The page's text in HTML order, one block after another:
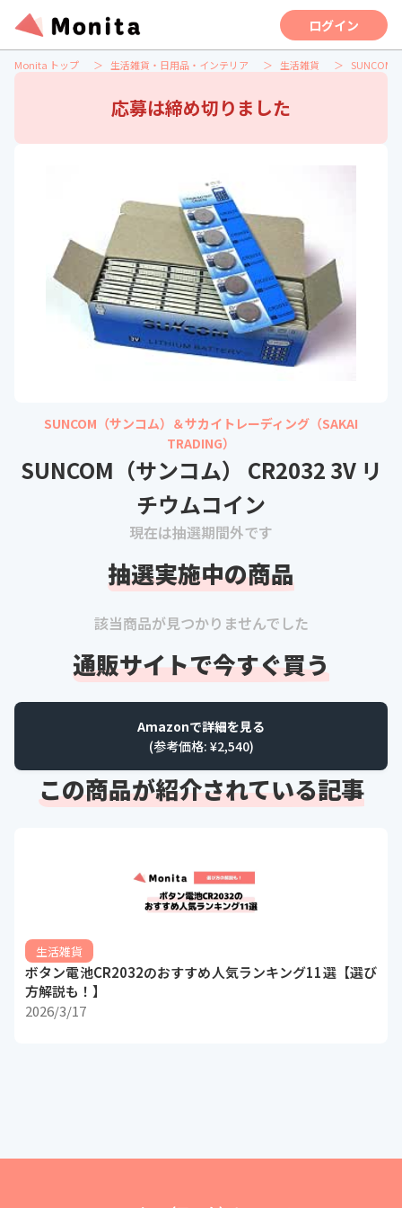
ログイン
Monita トップ 生活雑貨・日用品・インテリア 生活雑貨 SUNCOM
応募は締め切りました
SUNCOM（サンコム）＆サカイトレーディング（SAKAI
TRADING）
SUNCOM（サンコム） CR2032 3V リ
チウムコイン
現在は抽選期間外です
抽選実施中の商品
該当商品が見つかりませんでした
通販サイトで今すぐ買う
Amazonで詳細を見る
(参考価格: ¥2,540)
この商品が紹介されている記事
生活雑貨
ボタン電池CR2032のおすすめ人気ランキング11選【選び
方解説も！】
2026/3/17